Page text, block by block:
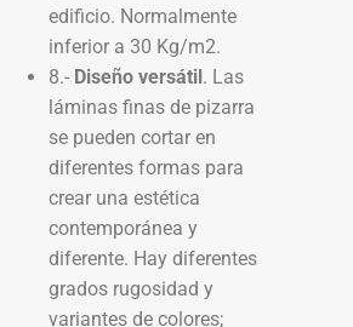
edificio. Normalmente
inferior a 30 Kg/m2.
8.- Diseño versátil. Las
láminas finas de pizarra
se pueden cortar en
diferentes formas para
crear una estética
contemporánea y
diferente. Hay diferentes
grados rugosidad y
variantes de colores;